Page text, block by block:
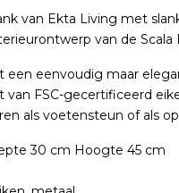
van Ekta Living met
van de Scala
een eenvoudig maar
van FSC-gecertificeerd
als voetensteun of als
30 cm Hoogte 45 cm